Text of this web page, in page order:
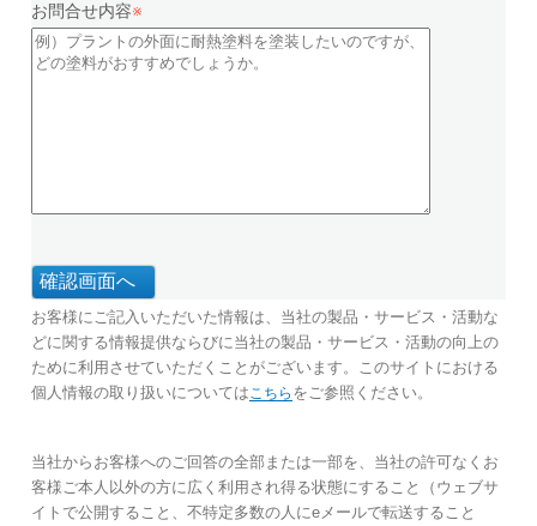
お問合せ内容※
お客様にご記入いただいた情報は、当社の製品・サービス・活動な
どに関する情報提供ならびに当社の製品・サービス・活動の向上の
ために利用させていただくことがございます。このサイトにおける
個人情報の取り扱いについては こちら をご参照ください。
当社からお客様へのご回答の全部または一部を、当社の許可なくお
客様ご本人以外の方に広く利用され得る状態にすること（ウェブサ
イトで公開すること、不特定多数の人にeメールで転送すること